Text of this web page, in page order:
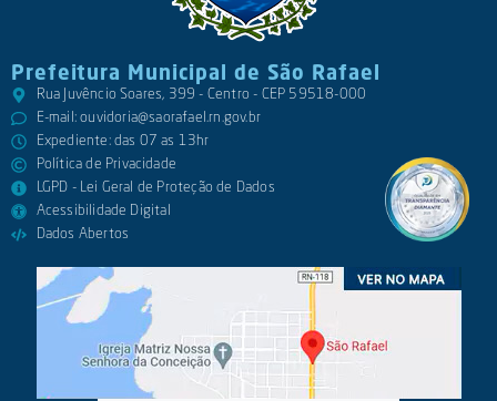
Prefeitura Municipal de São Rafael
Rua Juvêncio Soares, 399 - Centro - CEP 59518-000
E-mail:ouvidoria@saorafael.rn.gov.br
Expediente: das 07 as 13hr
Política de Privacidade
LGPD - Lei Geral de Proteção de Dados
Acessibilidade Digital
Dados Abertos